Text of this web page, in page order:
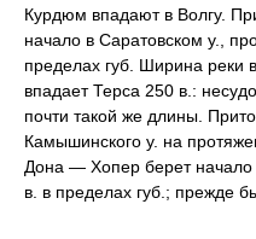
Курдюм впадают в Волгу.
начало в Саратовском у.,
пределах губ. Ширина реки
впадает Терса 250 в.:
почти такой же длины.
Камышинского у. на
Дона — Хопер берет начало
в. в пределах губ.; прежде